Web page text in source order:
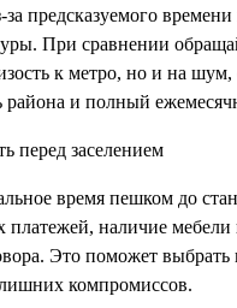
предсказуемого
При сравнении
к метро, но и на шум,
района и полный
перед заселением
время пешком до
платежей, наличие
Это поможет выбрать
компромиссов.